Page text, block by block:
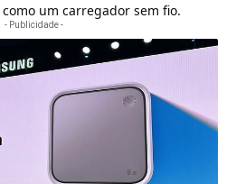
um carregador sem fio.
- Publicidade -